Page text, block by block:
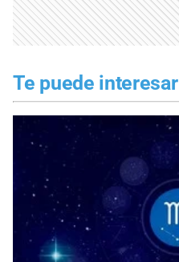
Te puede interesar